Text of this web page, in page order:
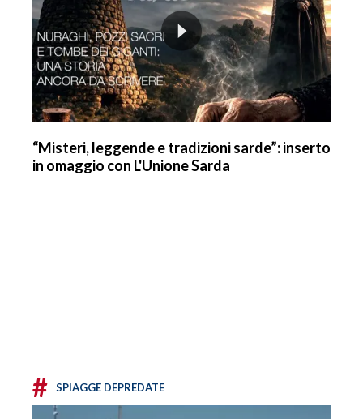
“Misteri, leggende e tradizioni sarde”: inserto
in omaggio con L'Unione Sarda
# SPIAGGE DEPREDATE